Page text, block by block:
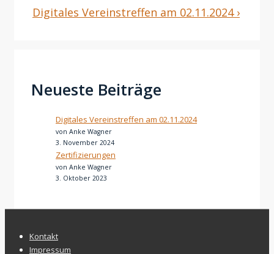
Beitragsnavigation
Next
Digitales Vereinstreffen am 02.11.2024 ›
Neueste Beiträge
Digitales Vereinstreffen am 02.11.2024
von Anke Wagner
3. November 2024
Zertifizierungen
von Anke Wagner
3. Oktober 2023
Footer-
Kontakt
Impressum